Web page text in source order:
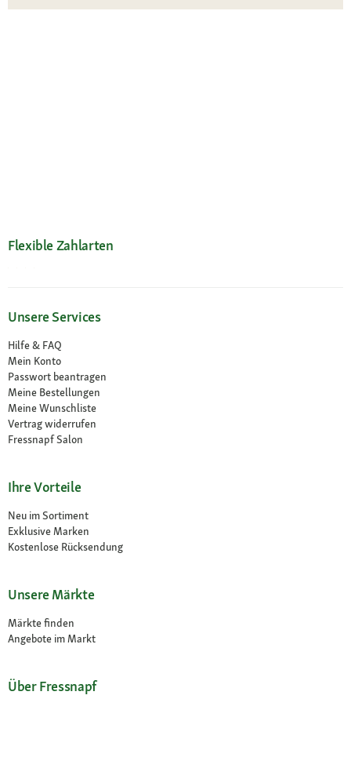
Flexible Zahlarten
Unsere Services
Hilfe & FAQ
Mein Konto
Passwort beantragen
Meine Bestellungen
Meine Wunschliste
Vertrag widerrufen
Fressnapf Salon
Ihre Vorteile
Neu im Sortiment
Exklusive Marken
Kostenlose Rücksendung
Unsere Märkte
Märkte finden
Angebote im Markt
Über Fressnapf